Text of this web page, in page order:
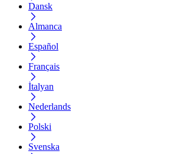
Dansk
Almanca
Español
Français
İtalyan
Nederlands
Polski
Svenska